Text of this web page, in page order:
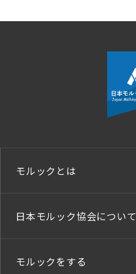
モルックとは
日本モルック協会について
モルックをする